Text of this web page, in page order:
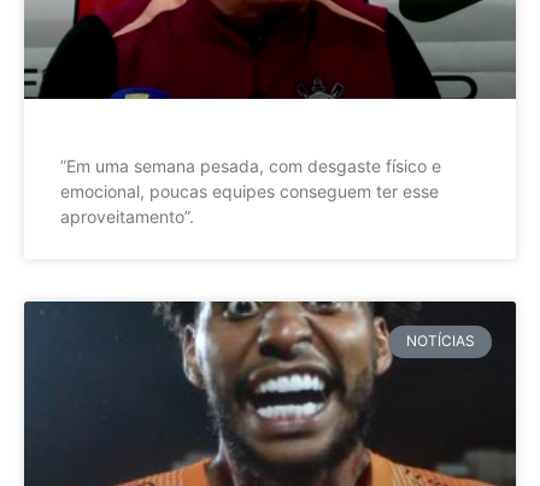
”Em uma semana pesada, com desgaste físico e
emocional, poucas equipes conseguem ter esse
aproveitamento”.
NOTÍCIAS